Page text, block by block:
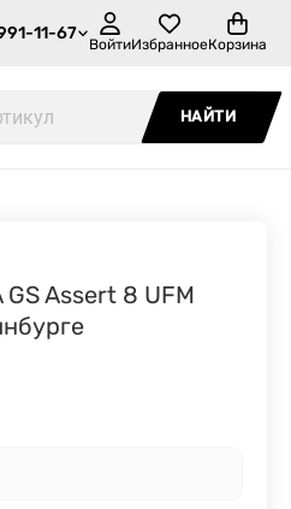
11-67
ВойтиИзбранноеКорзина
НАЙТИ
Assert 8 UFM